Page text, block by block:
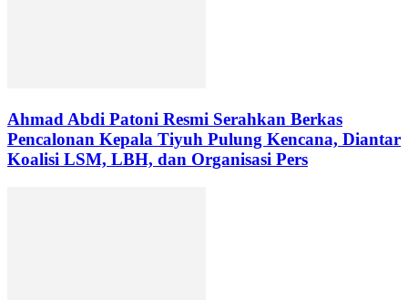
Ahmad Abdi Patoni Resmi Serahkan Berkas
Pencalonan Kepala Tiyuh Pulung Kencana, Diantar
Koalisi LSM, LBH, dan Organisasi Pers